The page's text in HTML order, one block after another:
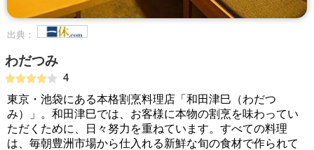
出典：
わだつみ
4
東京・池袋にある本格割烹料理店「和田津巳（わだつ
み）」。和田津巳では、お客様に本物の割烹を味わってい
ただくために、日々努力を重ねています。すべての料理
は、毎朝豊洲市場から仕入れる新鮮な旬の食材で作られて